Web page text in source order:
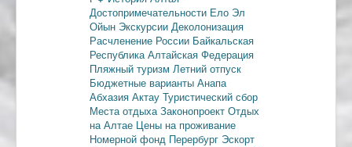
Достопримечательности Ело Эл
Ойын Экскурсии Деколонизация
Расчленение России Байкальская
РеспубликаАлтайская Федерация
Пляжный туризм Летний отпуск
Бюджетные варианты Анапа
Абхазия Актау Туристический сбор
Места отдыхаЗаконопроект Отдых
на Алтае Цены на проживание
Номерной фонд Перербург Эскорт